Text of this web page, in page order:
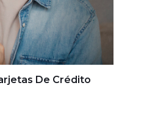
De Crédito